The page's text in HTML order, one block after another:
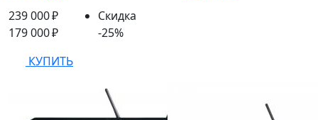
239 000 ₽
179 000 ₽
Скидка
-25%
КУПИТЬ